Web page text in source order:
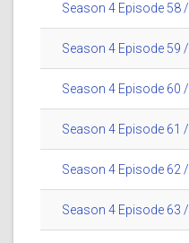
Season 4 Episode 58
Season 4 Episode 59
Season 4 Episode 60
Season 4 Episode 61
Season 4 Episode 62
Season 4 Episode 63